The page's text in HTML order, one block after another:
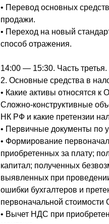
• Перевод основных
продажи.
• Переход на новый
способ отражения.
14:00 — 15:30. Часть третья.
2. Основные средства в
• Какие активы относятся
Сложно-конструктивные
НК РФ и какие претензии
• Первичные документы по
• Формирование
приобретенных за плату;
капитал; полученных
выявленных при
ошибки бухгалтеров и
первоначальной стоимости
• Вычет НДС при